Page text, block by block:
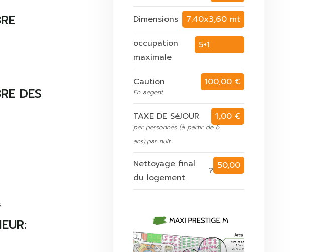
DES
Dimensions
7.40x3,60 mt
occupation
maximale
5+1
Caution
100,00 €
En aegent
TAXE DE SéJOUR 1,00 €
per personnes (à partir de 6
ans),par nuit
Nettoyage final
du logement
? 50,00